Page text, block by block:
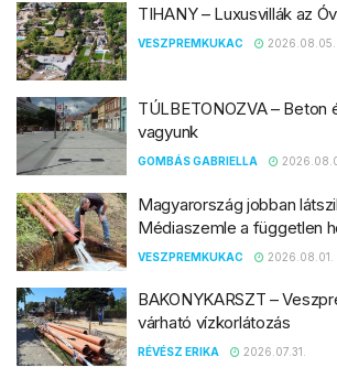
TIHANY – Luxusvillák az
VESZPREMKUKAC 2026.08.05.
TÚLBETONOZVA – Beton
vagyunk
GOMBÁS GABRIELLA
Magyarország jobban
Médiaszemle a független
VESZPREMKUKAC 2026.08.01.
BAKONYKARSZT –
várható vízkorlátozás
RÉVÉSZ ERIKA 2026.07.31.